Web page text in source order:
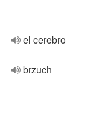
el cerebro
brzuch